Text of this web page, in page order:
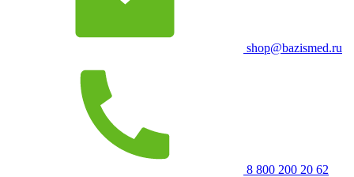
shop@bazismed.ru
8 800 200 20 62